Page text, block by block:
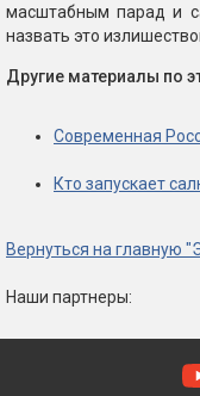
масштабным парад и
назвать это
Другие материалы по
Современная
Кто запускает
Вернуться на главную
Наши партнеры: